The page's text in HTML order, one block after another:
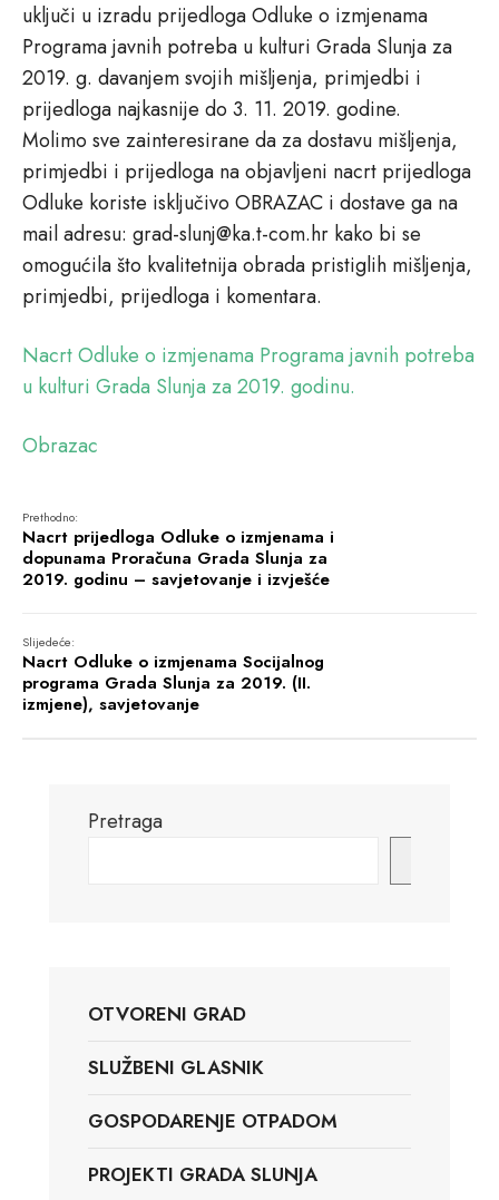
uključi u izradu prijedloga Odluke o izmjenama
Programa javnih potreba u kulturi Grada Slunja za
2019. g. davanjem svojih mišljenja, primjedbi i
prijedloga najkasnije do 3. 11. 2019. godine.
Molimo sve zainteresirane da za dostavu mišljenja,
primjedbi i prijedloga na objavljeni nacrt prijedloga
Odluke koriste isključivo OBRAZAC i dostave ga na
mail adresu: grad-slunj@ka.t-com.hr kako bi se
omogućila što kvalitetnija obrada pristiglih mišljenja,
primjedbi, prijedloga i komentara.
Nacrt Odluke o izmjenama Programa javnih potreba
u kulturi Grada Slunja za 2019. godinu.
Obrazac
Prethodno:
Nacrt prijedloga Odluke o izmjenama i
dopunama Proračuna Grada Slunja za
2019. godinu – savjetovanje i izvješće
Slijedeće:
Nacrt Odluke o izmjenama Socijalnog
programa Grada Slunja za 2019. (II.
izmjene), savjetovanje
Pretraga
OTVORENI GRAD
SLUŽBENI GLASNIK
GOSPODARENJE OTPADOM
PROJEKTI GRADA SLUNJA